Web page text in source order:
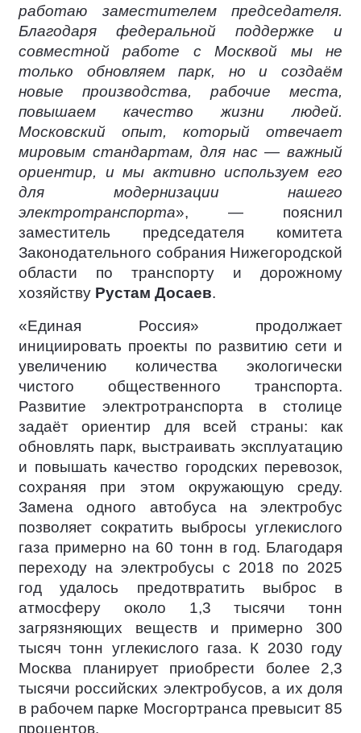
работаю заместителем председателя.
Благодаря федеральной поддержке и
совместной работе с Москвой мы не
только обновляем парк, но и создаём
новые производства, рабочие места,
повышаем качество жизни людей.
Московский опыт, который отвечает
мировым стандартам, для нас — важный
ориентир, и мы активно используем его
для модернизации нашего
электротранспорта», — пояснил
заместитель председателя комитета
Законодательного собрания Нижегородской
области по транспорту и дорожному
хозяйству Рустам Досаев.
«Единая Россия» продолжает
инициировать проекты по развитию сети и
увеличению количества экологически
чистого общественного транспорта.
Развитие электротранспорта в столице
задаёт ориентир для всей страны: как
обновлять парк, выстраивать эксплуатацию
и повышать качество городских перевозок,
сохраняя при этом окружающую среду.
Замена одного автобуса на электробус
позволяет сократить выбросы углекислого
газа примерно на 60 тонн в год. Благодаря
переходу на электробусы с 2018 по 2025
год удалось предотвратить выброс в
атмосферу около 1,3 тысячи тонн
загрязняющих веществ и примерно 300
тысяч тонн углекислого газа. К 2030 году
Москва планирует приобрести более 2,3
тысячи российских электробусов, а их доля
в рабочем парке Мосгортранса превысит 85
процентов.